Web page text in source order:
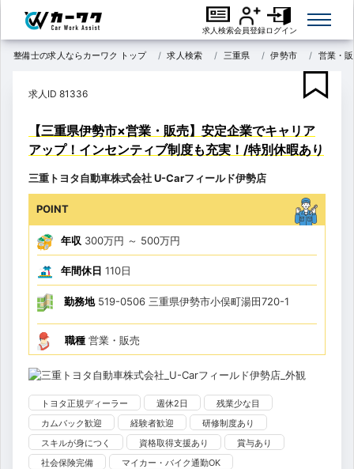
求人検索会員登録ログイン
整備士の求人ならカーワク トップ 求人検索 三重県 伊勢市 営業・
求人ID 81336
【三重県伊勢市×営業・販売】安定企業でキャリア
アップ！インセンティブ制度も充実！/特別休暇あり
三重トヨタ自動車株式会社 U-Carフィールド伊勢店
POINT
年収 300万円 ～ 500万円
年間休日 110日
勤務地519-0506 三重県伊勢市小俣町湯田720-1
職種 営業・販売
トヨタ正規ディーラー 週休2日
残業少な目
カムバック歓迎
経験者歓迎
研修制度あり
スキルが身につく
資格取得支援あり
賞与あり
社会保険完備
マイカー・バイク通勤OK